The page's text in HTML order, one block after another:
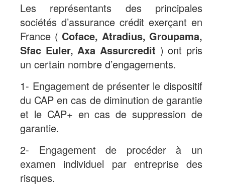
Les représentants des principales
sociétés d’assurance crédit exerçant en
France ( Coface, Atradius, Groupama,
Sfac Euler, Axa Assurcredit ) ont pris
un certain nombre d’engagements.
1- Engagement de présenter le dispositif
du CAP en cas de diminution de garantie
et le CAP+ en cas de suppression de
garantie.
2- Engagement de procéder à un
examen individuel par entreprise des
risques.